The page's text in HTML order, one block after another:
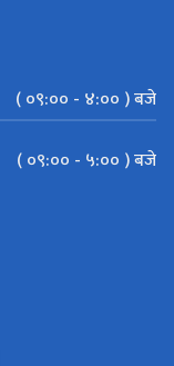
( ०९:०० - ४:०० ) बजे
( ०९:०० - ५:०० ) बजे